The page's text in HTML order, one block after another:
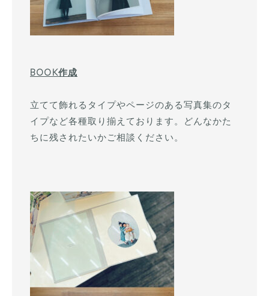
BOOK作成
立てて飾れるタイプやページのある写真集のタ
イプなど各種取り揃えております。どんなかた
ちに残されたいかご相談ください。